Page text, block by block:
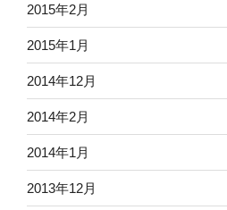
2015年2月
2015年1月
2014年12月
2014年2月
2014年1月
2013年12月